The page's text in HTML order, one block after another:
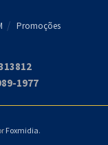
Promoções
1977
Foxmidia.